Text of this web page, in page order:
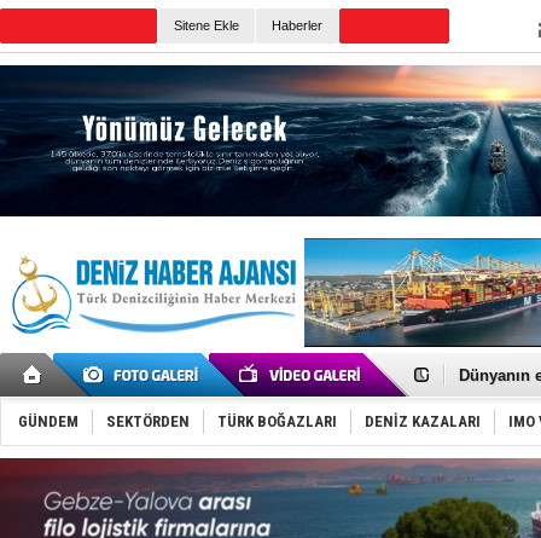
Sitene Ekle Haberler
Baltık
Türk
Hüseyin
Hat-San
Med
Tekne, su
GÜNDEM SEKTÖRDEN TÜRK BOĞAZLARI DENİZ KAZALARI IMO